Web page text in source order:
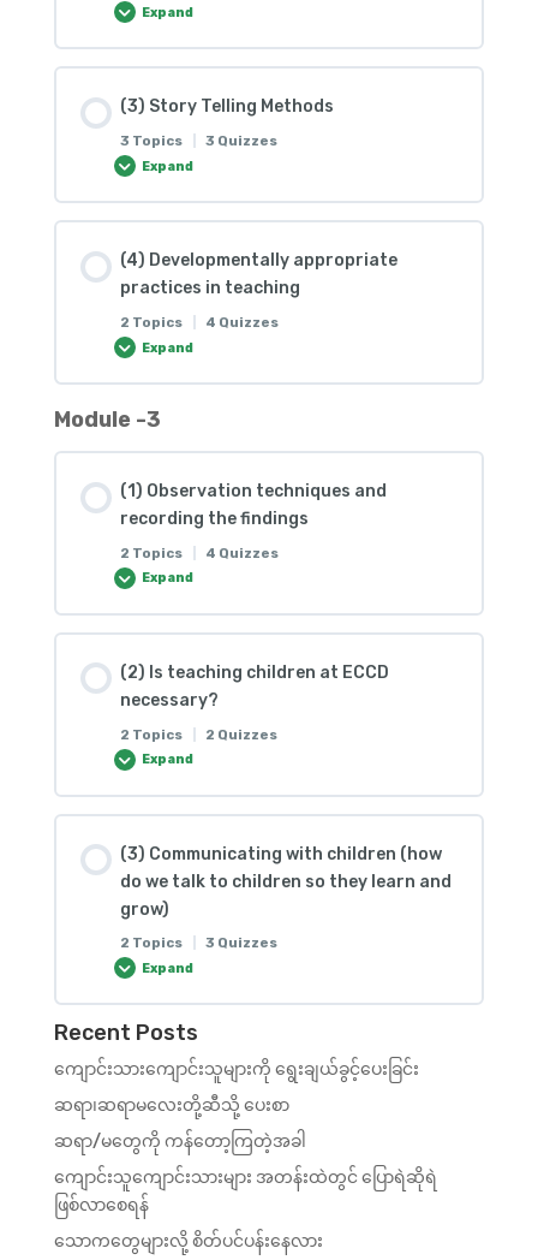
(3) Mark the Words
(4) Article – 16 types
(3) Video
(1) Essay
(1) Essay
(1) Video
(1) True or False
(2) Drag and Drop
(3) True or False
Expand
0% COMPLETE 0/2 Steps
(1) True or False
(1) အောက်ပါမေးခွန်းများကိုဖြေဆိုပါ။
(2) Video – Alternative Education
(2) Essay
(3) Story Telling Methods
3 Topics 3 Quizzes
Expand
0% COMPLETE 0/3 Steps
(1) Quiz Session
(1) True or False
(2) Question and Answer
(2) Video – Inclusive Literature
(1) Fill in the Blank
(3) Drag and Drop
(4) Developmentally appropriate
practices in teaching
2 Topics 4 Quizzes
Expand
Lesson Content
0% COMPLETE 0/2 Steps
(1) Quiz Session
(1) Question and Answer
(2) True/False
(2) Video
(1) Question and Answer
(2) Essay
Module -3
(1) Observation techniques and
recording the findings
2 Topics 4 Quizzes
Expand
0% COMPLETE 0/2 Steps
(1) Quiz Session
(1) Question and Answer
(2) Multiple Choice
(2) Video – method
(1) True/False
(2) Essay
(2) Is teaching children at ECCD
necessary?
2 Topics 2 Quizzes
Expand
0% COMPLETE 0/2 Steps
(1) True/False
(1) အောက်ပါမေးခွန်းများကိုဖြေဆိုပါ။
(2) Video
(1) Question and Answer
(3) Communicating with children (how
do we talk to children so they learn and
grow)
2 Topics 3 Quizzes
Expand
Lesson Content
0% COMPLETE 0/2 Steps
(1) Multiple Choice
(1) အောက်ပါမေးခွန်းများကိုဖြေဆိုပါ။
Recent Posts
ကျောင်းသားကျောင်းသူများကို ရွေးချယ်ခွင့်ပေးခြင်း
ဆရာ၊ဆရာမလေးတို့ဆီသို့ ပေးစာ
ဆရာ/မတွေကို ကန်တော့ကြတဲ့အခါ
ကျောင်းသူကျောင်းသားများ အတန်းထဲတွင် ပြောရဲဆိုရဲ
ဖြစ်လာစေရန်
သောကတွေများလို့ စိတ်ပင်ပန်းနေလား